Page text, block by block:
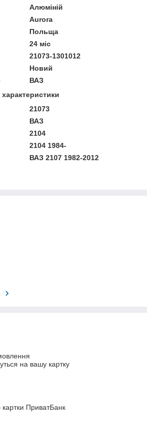
Алюміній
Aurora
Польща
24 міс
21073-1301012
Новий
ВАЗ
21073
ВАЗ
2104
2104 1984-
ВАЗ 2107 1982-2012
на вашу картку
ПриватБанк